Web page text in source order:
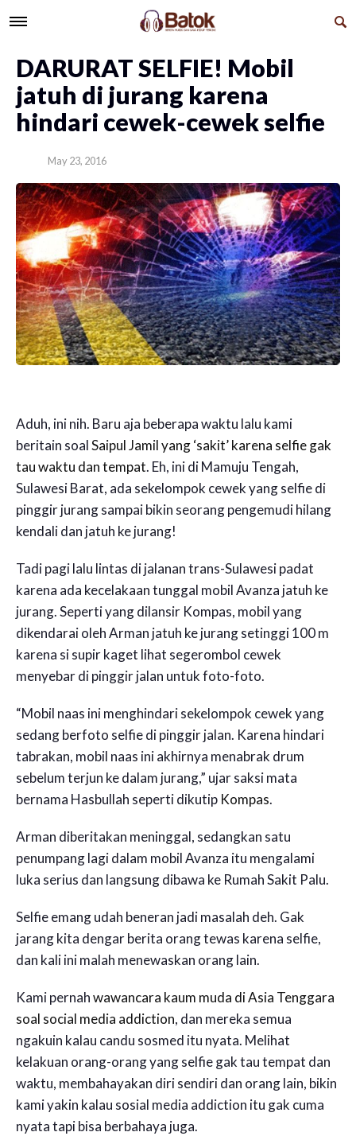
DARURAT SELFIE! Mobil
jatuh di jurang karena
hindari cewek-cewek selfie
May 23, 2016
Aduh, ini nih. Baru aja beberapa waktu lalu kami
beritain soalSaipul Jamil yang ‘sakit’ karena selfie gak
tau waktu dan tempat. Eh, ini di Mamuju Tengah,
Sulawesi Barat, ada sekelompok cewek yang selfie di
pinggir jurang sampai bikin seorang pengemudi hilang
kendali dan jatuh ke jurang!
Tadi pagi lalu lintas di jalanan trans-Sulawesi padat
karena ada kecelakaan tunggal mobil Avanza jatuh ke
jurang. Seperti yang dilansir Kompas, mobil yang
dikendarai oleh Arman jatuh ke jurang setinggi 100 m
karena si supir kaget lihat segerombol cewek
menyebar di pinggir jalan untuk foto-foto.
“Mobil naas ini menghindari sekelompok cewek yang
sedang berfoto selfie di pinggir jalan. Karena hindari
tabrakan, mobil naas ini akhirnya menabrak drum
sebelum terjun ke dalam jurang,” ujar saksi mata
bernama Hasbullah seperti dikutip Kompas.
Arman diberitakan meninggal, sedangkan satu
penumpang lagi dalam mobil Avanza itu mengalami
luka serius dan langsung dibawa ke Rumah Sakit Palu.
Selfie emang udah beneran jadi masalah deh. Gak
jarang kita dengar berita orang tewas karena selfie,
dan kali ini malah menewaskan orang lain.
Kami pernahwawancara kaum muda di Asia Tenggara
soal social media addiction, dan mereka semua
ngakuin kalau candu sosmed itu nyata. Melihat
kelakuan orang-orang yang selfie gak tau tempat dan
waktu, membahayakan diri sendiri dan orang lain, bikin
kami yakin kalau sosial media addiction itu gak cuma
nyata tapi bisa berbahaya juga.